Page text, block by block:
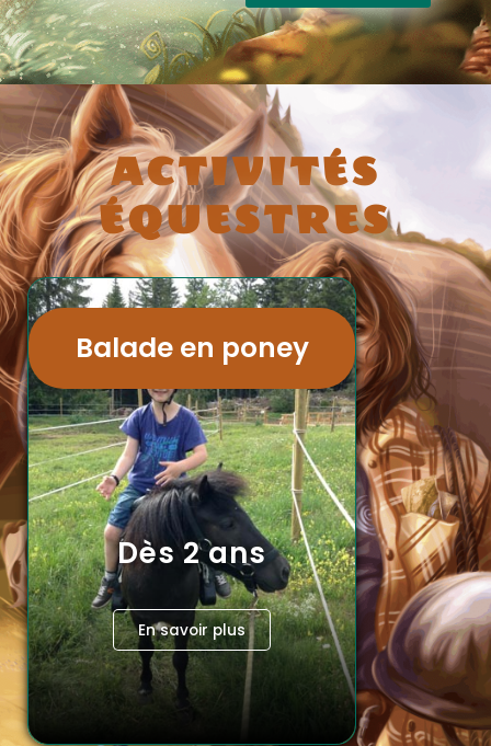
ACTIVITÉS
ÉQUESTRES
Balade en poney
Dès 2 ans
En savoir plus